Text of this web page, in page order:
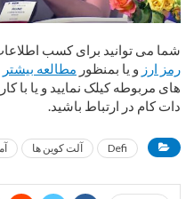
شما می توانید برای کسب
رمز ارز و یا بمنظور مطالعه بیشتر
های مربوطه کیلک نمایید و یا با
دات کام در ارتباط باشید.
Defi آلت کوین ها